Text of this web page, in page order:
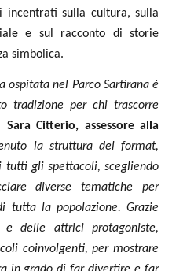
incentrati sulla cultura, sulla
e sul racconto di storie
simbolica.
ospitata nel Parco Sartirana è
tradizione per chi trascorre
Sara Citterio, assessore alla
la struttura del format,
tutti gli spettacoli, scegliendo
diverse tematiche per
tutta la popolazione. Grazie
delle attrici protagoniste,
coinvolgenti, per mostrare